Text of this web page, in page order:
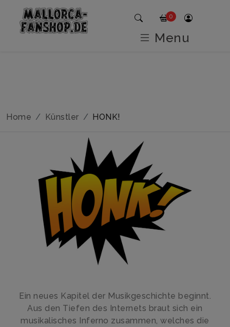
Home Künstler HONK!
Ein neues Kapitel der Musikgeschichte beginnt.
Aus den Tiefen des Internets braut sich ein
musikalisches Inferno zusammen, welches die
0
Menu